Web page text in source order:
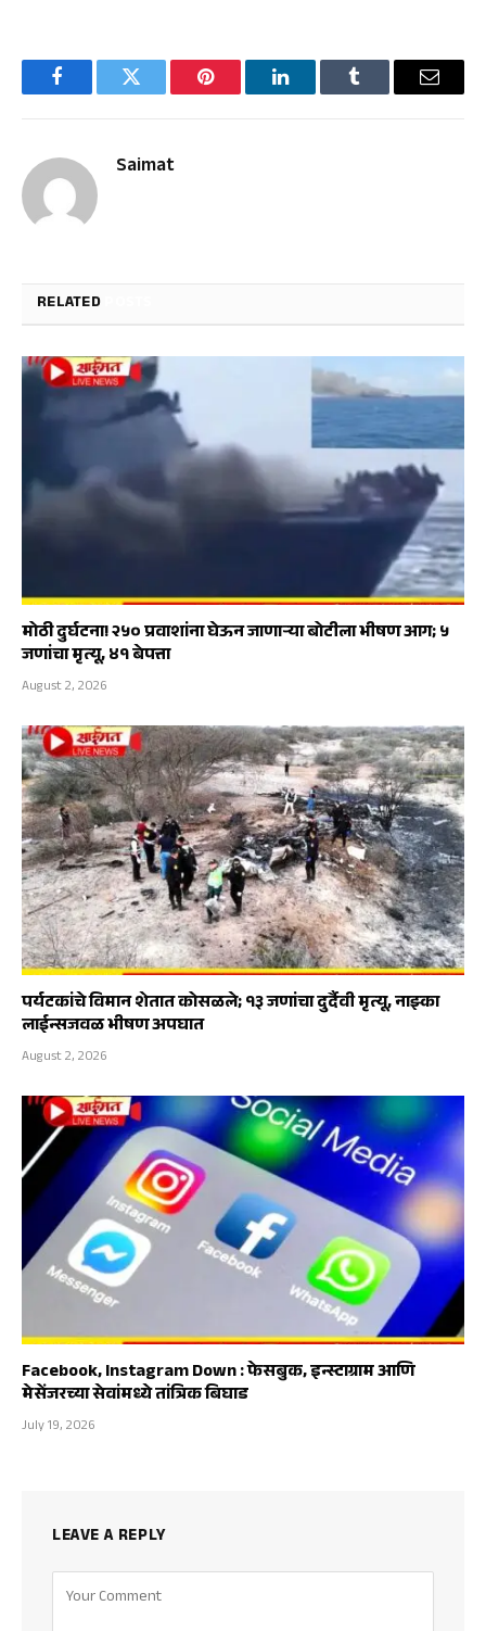
FacebookTwitter Pinterest LinkedInTumblr Email
Saimat
RELATED
मोठी दुर्घटना! २५० प्रवाशांना घेऊन जाणाऱ्या बोटीला भीषण आग; ५
जणांचा मृत्यू, ४१ बेपत्ता
August 2, 2026
पर्यटकांचे विमान शेतात कोसळले; १३ जणांचा दुर्दैवी मृत्यू, नाझ्का
लाईन्सजवळ भीषण अपघात
August 2, 2026
Facebook, Instagram Down : फेसबुक, इन्स्टाग्राम आणि
मेसेंजरच्या सेवांमध्ये तांत्रिक बिघाड
July 19, 2026
LEAVE A REPLY